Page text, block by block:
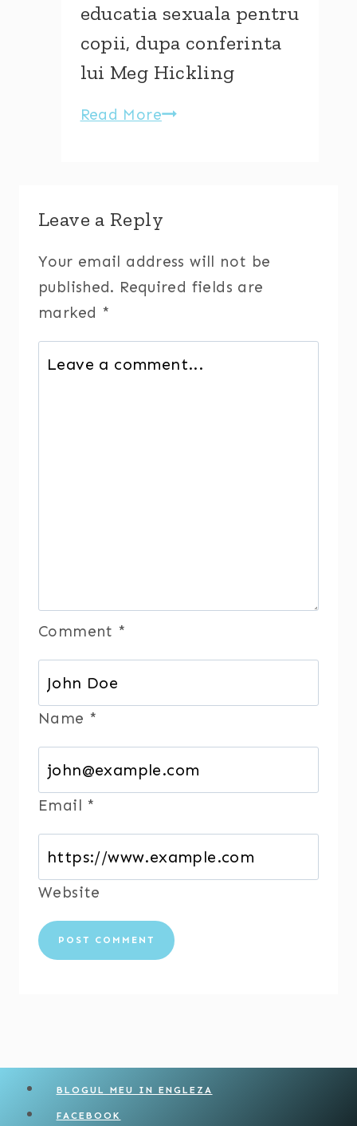
workshop)
[
guest
post
educatia sexuala pentru
copii, dupa conferinta
lui Meg Hickling
Read MoreUn
educatia
pentru
copii,
conferinta
lui
Leave a Reply
Your email address will not be
published. Required fields are
marked *
Comment *
Name *
Email *
Website
BLOGUL MEU IN ENGLEZA
FACEBOOK